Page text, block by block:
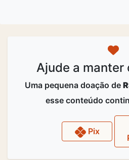
Ajude a manter
Uma pequena doação de
esse conteúdo
Pix